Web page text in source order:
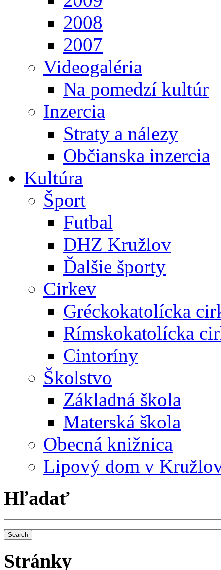
2008
2007
Videogaléria
Na pomedzí kultúr
Inzercia
Straty a nálezy
Občianska inzercia
Kultúra
Šport
Futbal
DHZ Kružlov
Ďalšie športy
Cirkev
Gréckokatolícka
Rímskokatolícka
Cintoríny
Školstvo
Základná škola
Materská škola
Obecná knižnica
Lipový dom v
Hľadať
Stránky